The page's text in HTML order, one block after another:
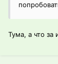
Тума, а что за